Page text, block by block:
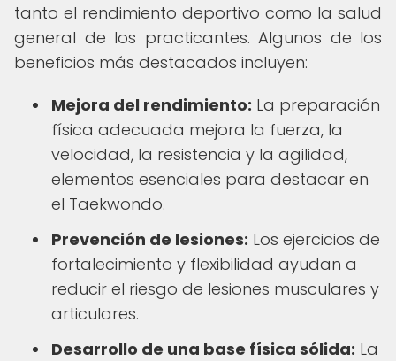
tanto el rendimiento deportivo como la salud
general de los practicantes. Algunos de los
beneficios más destacados incluyen:
Mejora del rendimiento: La preparación
física adecuada mejora la fuerza, la
velocidad, la resistencia y la agilidad,
elementos esenciales para destacar en
el Taekwondo.
Prevención de lesiones: Los ejercicios de
fortalecimiento y flexibilidad ayudan a
reducir el riesgo de lesiones musculares y
articulares.
Desarrollo de una base física sólida: La